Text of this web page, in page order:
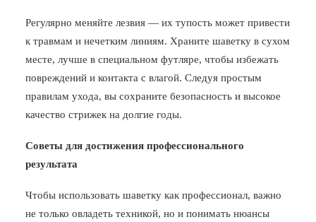
Регулярно меняйте лезвия — их тупость может привести
к травмам и нечетким линиям. Храните шаветку в сухом
месте, лучше в специальном футляре, чтобы избежать
повреждений и контакта с влагой. Следуя простым
правилам ухода, вы сохраните безопасность и высокое
качество стрижек на долгие годы.
Советы для достижения профессионального
результата
Чтобы использовать шаветку как профессионал, важно
не только овладеть техникой, но и понимать нюансы